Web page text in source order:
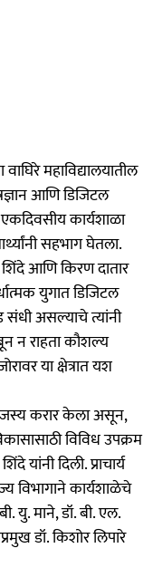
महाविद्यालयातील
आणि डिजिटल
एकदिवसीय कार्यशाळा
सहभाग घेतला.
आणि किरण दातार
युगात डिजिटल
संधी असल्याचे त्यांनी
न राहता कौशल्य
या क्षेत्रात यश
करार केला असून,
विविध उपक्रम
यांनी दिली. प्राचार्य
विभागाने कार्यशाळेचे
यु. माने, डॉ. बी. एल.
डॉ. किशोर लिपारे